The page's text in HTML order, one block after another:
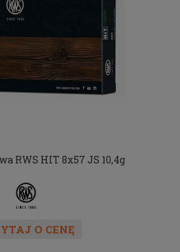
RWS HIT 8x57 JS 10,4g
O CENĘ